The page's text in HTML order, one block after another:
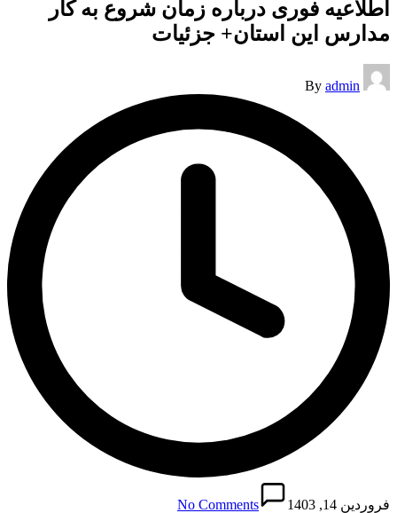
اطلاعیه فوری درباره زمان شروع به کار
مدارس این استان+ جزئیات
Posted
by
By admin
فروردین 14, 1403 No Comments